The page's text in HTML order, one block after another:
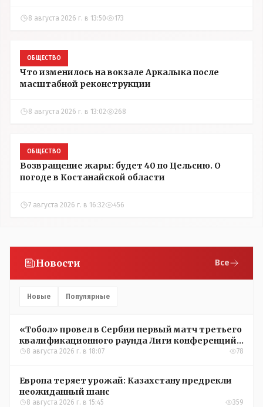
8 августа 2026 г. в 13:50 173
ОБЩЕСТВО
Что изменилось на вокзале Аркалыка после
масштабной реконструкции
8 августа 2026 г. в 13:02 268
ОБЩЕСТВО
Возвращение жары: будет 40 по Цельсию. О
погоде в Костанайской области
7 августа 2026 г. в 16:32 456
Новости Все
Новые Популярные
«Тобол» провел в Сербии первый матч третьего
квалификационного раунда Лиги конференций
УЕФА
8 августа 2026 г. в 18:07 78
Европа теряет урожай: Казахстану предрекли
неожиданный шанс
8 августа 2026 г. в 15:45 359